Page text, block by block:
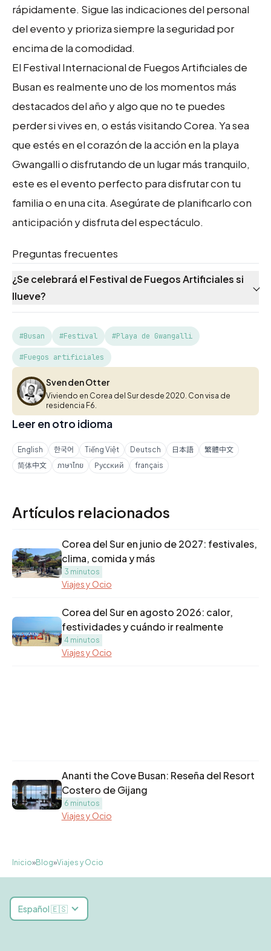
rápidamente. Sigue las indicaciones del personal
del evento y prioriza siempre la seguridad por
encima de la comodidad.
El Festival Internacional de Fuegos Artificiales de
Busan es realmente uno de los momentos más
destacados del año y algo que no te puedes
perder si vives en, o estás visitando Corea. Ya sea
que estés en el corazón de la acción en la playa
Gwangalli o disfrutando de un lugar más tranquilo,
este es el evento perfecto para disfrutar con tu
familia o en una cita. Asegúrate de planificarlo con
anticipación y disfruta del espectáculo.
Preguntas frecuentes
¿Se celebrará el Festival de Fuegos Artificiales si
llueve?
#Busan #Festival #Playa de Gwangalli
#Fuegos artificiales
Sven den Otter
Sven den Otter
Viviendo en Corea del Sur desde 2020. Con visa de
residencia F6.
Leer en otro idioma
English 한국어 Tiếng Việt Deutsch 日本語
繁體中文
简体中文
ภาษาไทย Русский français
Artículos relacionados
Corea del Sur en junio de 2027: festivales,
clima, comida y más
3 minutos
Viajes y Ocio
Corea del Sur en agosto 2026: calor,
festividades y cuándo ir realmente
4 minutos
Viajes y Ocio
Ananti the Cove Busan: Reseña del Resort
Costero de Gijang
6 minutos
Viajes y Ocio
Inicio»Blog»Viajes y Ocio
Español 🇪🇸